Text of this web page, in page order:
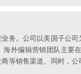
务。公司以美国子公
外编辑营销团队主
等销售渠道。同时，